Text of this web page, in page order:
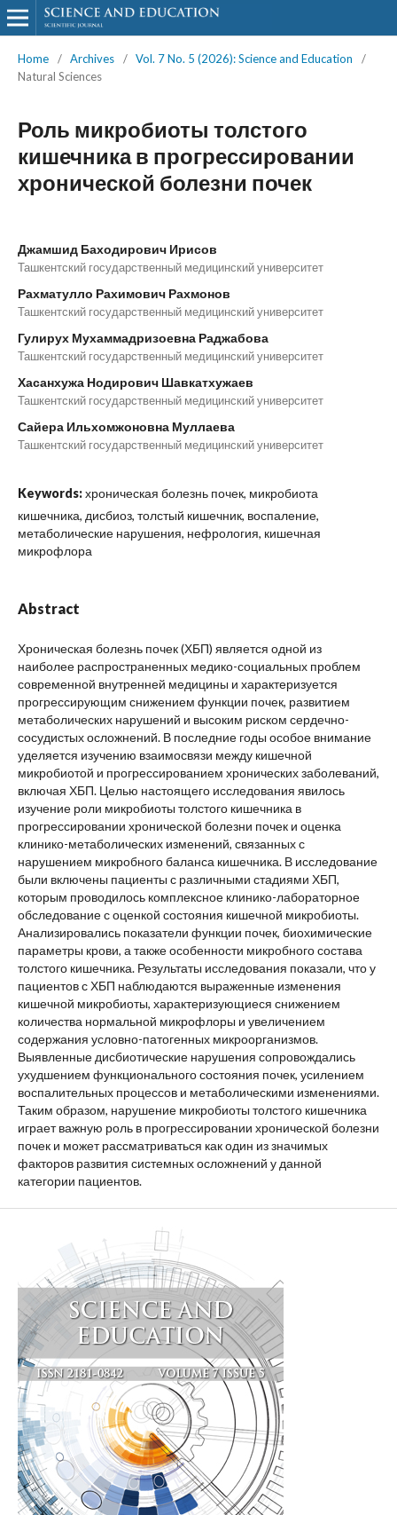
Home / Archives / Vol. 7 No. 5 (2026): Science and Education
/
Natural Sciences
Роль микробиоты толстого
кишечника в прогрессировании
хронической болезни почек
Джамшид Баходирович Ирисов
Ташкентский государственный медицинский университет
Рахматулло Рахимович Рахмонов
Ташкентский государственный медицинский университет
Гулирух Мухаммадризоевна Раджабова
Ташкентский государственный медицинский университет
Хасанхужа Нодирович Шавкатхужаев
Ташкентский государственный медицинский университет
Сайера Ильхомжоновна Муллаева
Ташкентский государственный медицинский университет
Keywords:хроническая болезнь почек, микробиота
кишечника, дисбиоз, толстый кишечник, воспаление,
метаболические нарушения, нефрология, кишечная
микрофлора
Abstract
Хроническая болезнь почек (ХБП) является одной из
наиболее распространенных медико-социальных проблем
современной внутренней медицины и характеризуется
прогрессирующим снижением функции почек, развитием
метаболических нарушений и высоким риском сердечно-
сосудистых осложнений. В последние годы особое внимание
уделяется изучению взаимосвязи между кишечной
микробиотой и прогрессированием хронических заболеваний,
включая ХБП. Целью настоящего исследования явилось
изучение роли микробиоты толстого кишечника в
прогрессировании хронической болезни почек и оценка
клинико-метаболических изменений, связанных с
нарушением микробного баланса кишечника. В исследование
были включены пациенты с различными стадиями ХБП,
которым проводилось комплексное клинико-лабораторное
обследование с оценкой состояния кишечной микробиоты.
Анализировались показатели функции почек, биохимические
параметры крови, а также особенности микробного состава
толстого кишечника. Результаты исследования показали, что у
пациентов с ХБП наблюдаются выраженные изменения
кишечной микробиоты, характеризующиеся снижением
количества нормальной микрофлоры и увеличением
содержания условно-патогенных микроорганизмов.
Выявленные дисбиотические нарушения сопровождались
ухудшением функционального состояния почек, усилением
воспалительных процессов и метаболическими изменениями.
Таким образом, нарушение микробиоты толстого кишечника
играет важную роль в прогрессировании хронической болезни
почек и может рассматриваться как один из значимых
факторов развития системных осложнений у данной
категории пациентов.